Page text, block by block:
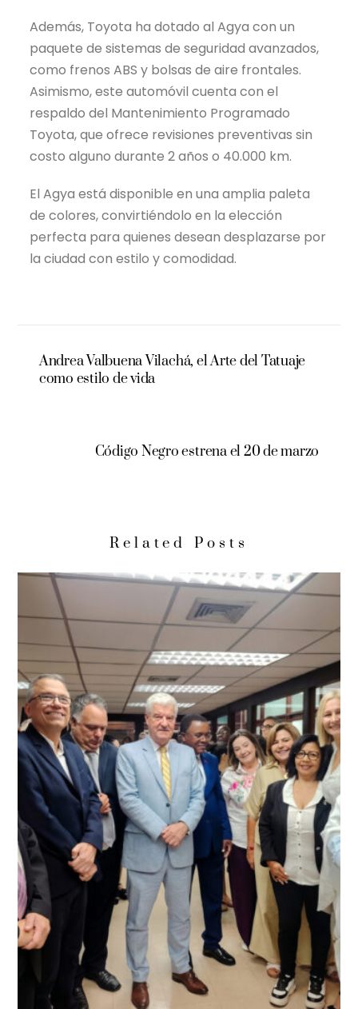
Además, Toyota ha dotado al Agya con un
paquete de sistemas de seguridad avanzados,
como frenos ABS y bolsas de aire frontales.
Asimismo, este automóvil cuenta con el
respaldo del Mantenimiento Programado
Toyota, que ofrece revisiones preventivas sin
costo alguno durante 2 años o 40.000 km.
El Agya está disponible en una amplia paleta
de colores, convirtiéndolo en la elección
perfecta para quienes desean desplazarse por
la ciudad con estilo y comodidad.
Andrea Valbuena Vilachá, el Arte del Tatuaje
como estilo de vida
Código Negro estrena el 20 de marzo
Related Posts